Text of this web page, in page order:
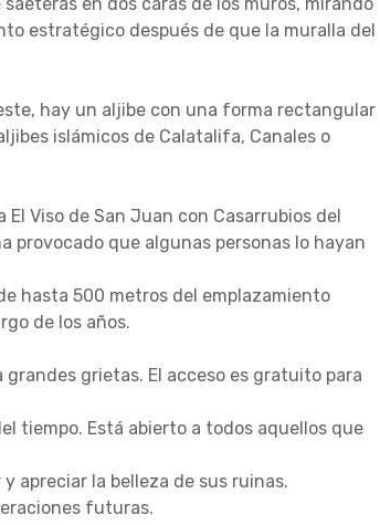
estratégico después de que la muralla del
hay un aljibe con una forma rectangular
islámicos de Calatalifa, Canales o
Viso de San Juan con Casarrubios del
provocado que algunas personas lo hayan
hasta 500 metros del emplazamiento
de los años.
grietas. El acceso es gratuito para
tiempo. Está abierto a todos aquellos que
apreciar la belleza de sus ruinas.
futuras.